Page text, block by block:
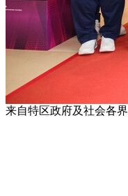
来自特区政府及社会各